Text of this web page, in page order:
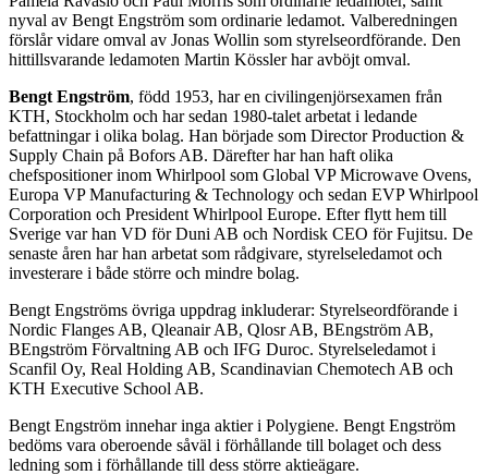
nyval av Bengt Engström som ordinarie ledamot. Valberedningen
förslår vidare omval av Jonas Wollin som styrelseordförande. Den
hittillsvarande ledamoten Martin Kössler har avböjt omval.
Bengt Engström, född 1953, har en civilingenjörsexamen från
KTH, Stockholm och har sedan 1980-talet arbetat i ledande
befattningar i olika bolag. Han började som Director Production &
Supply Chain på Bofors AB. Därefter har han haft olika
chefspositioner inom Whirlpool som Global VP Microwave Ovens,
Europa VP Manufacturing & Technology och sedan EVP Whirlpool
Corporation och President Whirlpool Europe. Efter flytt hem till
Sverige var han VD för Duni AB och Nordisk CEO för Fujitsu. De
senaste åren har han arbetat som rådgivare, styrelseledamot och
investerare i både större och mindre bolag.
Bengt Engströms övriga uppdrag inkluderar: Styrelseordförande i
Nordic Flanges AB, Qleanair AB, Qlosr AB, BEngström AB,
BEngström Förvaltning AB och IFG Duroc. Styrelseledamot i
Scanfil Oy, Real Holding AB, Scandinavian Chemotech AB och
KTH Executive School AB.
Bengt Engström innehar inga aktier i Polygiene. Bengt Engström
bedöms vara oberoende såväl i förhållande till bolaget och dess
ledning som i förhållande till dess större aktieägare.